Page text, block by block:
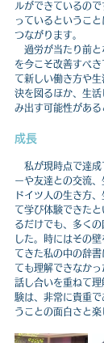
ルができているの
っているというこ
つながります。
過労が当たり前と
を今こそ改善すべ
て新しい働き方や
決を図るほか、生
み出す可能性がある
成長
私が現時点で達成
ーや友達との交流、
ドイツ人の生き方
て学び体験できた
るだけでも、多く
した。時にはその
てきた私の中の辞
ても理解できなか
話し合いを重ねて
験は、非常に貴重
うことの面白さと